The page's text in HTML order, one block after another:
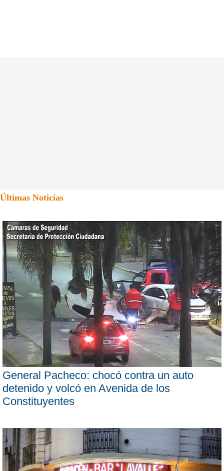
Últimas Noticias
General Pacheco: chocó contra un auto
detenido y volcó en Avenida de los
Constituyentes